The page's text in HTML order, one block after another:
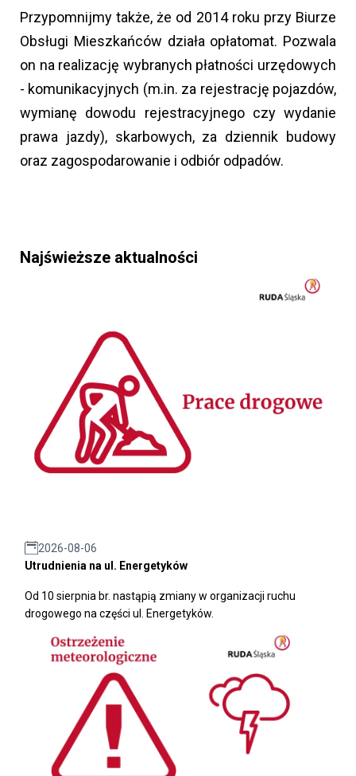
Przypomnijmy także, że od 2014 roku przy Biurze
Obsługi Mieszkańców działa opłatomat. Pozwala
on na realizację wybranych płatności urzędowych
- komunikacyjnych (m.in. za rejestrację pojazdów,
wymianę dowodu rejestracyjnego czy wydanie
prawa jazdy), skarbowych, za dziennik budowy
oraz zagospodarowanie i odbiór odpadów.
Najświeższe aktualności
2026-08-06
Utrudnienia na ul. Energetyków
Od 10 sierpnia br. nastąpią zmiany w organizacji ruchu
drogowego na części ul. Energetyków.